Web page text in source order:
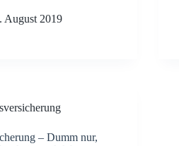
August 2019
– Dumm nur,